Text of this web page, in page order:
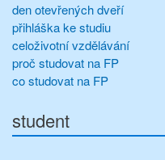
den otevřených dveří
přihláška ke studiu
celoživotní vzdělávání
proč studovat na FP
co studovat na FP
student